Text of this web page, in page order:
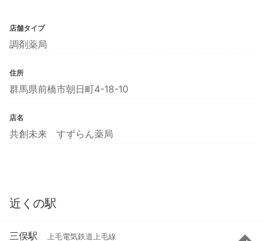
店舗タイプ
調剤薬局
住所
群馬県前橋市朝日町4-18-10
店名
共創未来 すずらん薬局
近くの駅
三俣駅 上毛電気鉄道上毛線